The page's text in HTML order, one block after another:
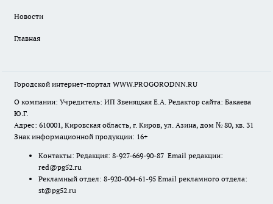
Новости
Главная
Городской интернет-портал WWW.PROGORODNN.RU
О компании: Учредитель: ИП Звеняцкая Е.А. Редактор сайта: Бакаева
Ю.Г.
Адрес: 610001, Кировская область, г. Киров, ул. Азина, дом № 80, кв. 31
Знак информационной продукции: 16+
Контакты: Редакция: 8-927-669-90-87 Email редакции:
red@pg52.ru
Рекламный отдел: 8-920-004-61-95 Email рекламного отдела:
st@pg52.ru